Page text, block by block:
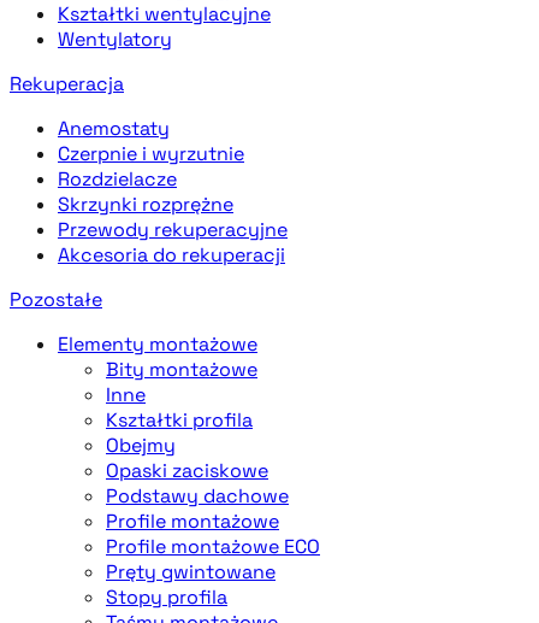
Kształtki wentylacyjne
Wentylatory
Rekuperacja
Anemostaty
Czerpnie i wyrzutnie
Rozdzielacze
Skrzynki rozprężne
Przewody rekuperacyjne
Akcesoria do rekuperacji
Pozostałe
Elementy montażowe
Bity montażowe
Inne
Kształtki profila
Obejmy
Opaski zaciskowe
Podstawy dachowe
Profile montażowe
Profile montażowe ECO
Pręty gwintowane
Stopy profila